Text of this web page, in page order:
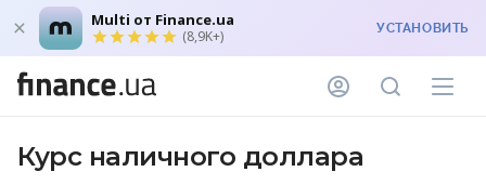
Multi от Finance.ua
(8,9K+) УСТАНОВИТЬ
Курс наличного доллара